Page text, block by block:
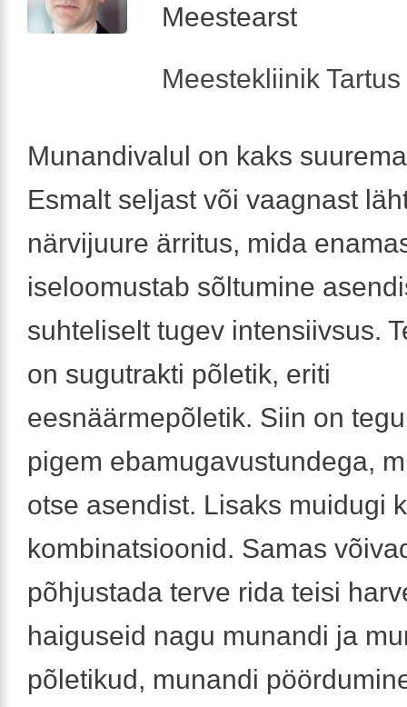
Meestearst
Meestekliinik
Munandivalul on kaks
Esmalt seljast või vaagnast
närvijuure ärritus, mida
iseloomustab sõltumine
suhteliselt tugev intensiivsus.
on sugutrakti põletik, eriti
eesnäärmepõletik. Siin on
pigem ebamugavustundega,
otse asendist. Lisaks muidugi
kombinatsioonid. Samas
põhjustada terve rida teisi
haiguseid nagu munandi ja
põletikud, munandi